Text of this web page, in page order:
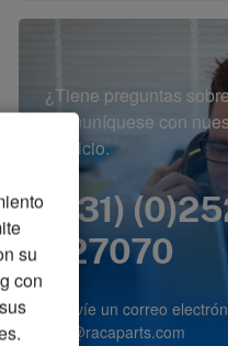
¿Tiene preguntas
Comuníquese con
servicio.
(+31)
227070
o envíe un correo
info@racaparts.com
su
con